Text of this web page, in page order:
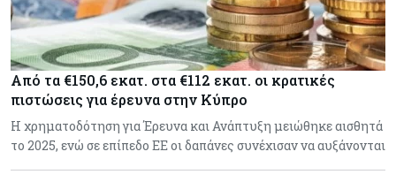
Από τα €150,6 εκατ. στα €112 εκατ. οι κρατικές
πιστώσεις για έρευνα στην Κύπρο
Η χρηματοδότηση για Έρευνα και Ανάπτυξη μειώθηκε αισθητά
το 2025, ενώ σε επίπεδο ΕΕ οι δαπάνες συνέχισαν να αυξάνονται